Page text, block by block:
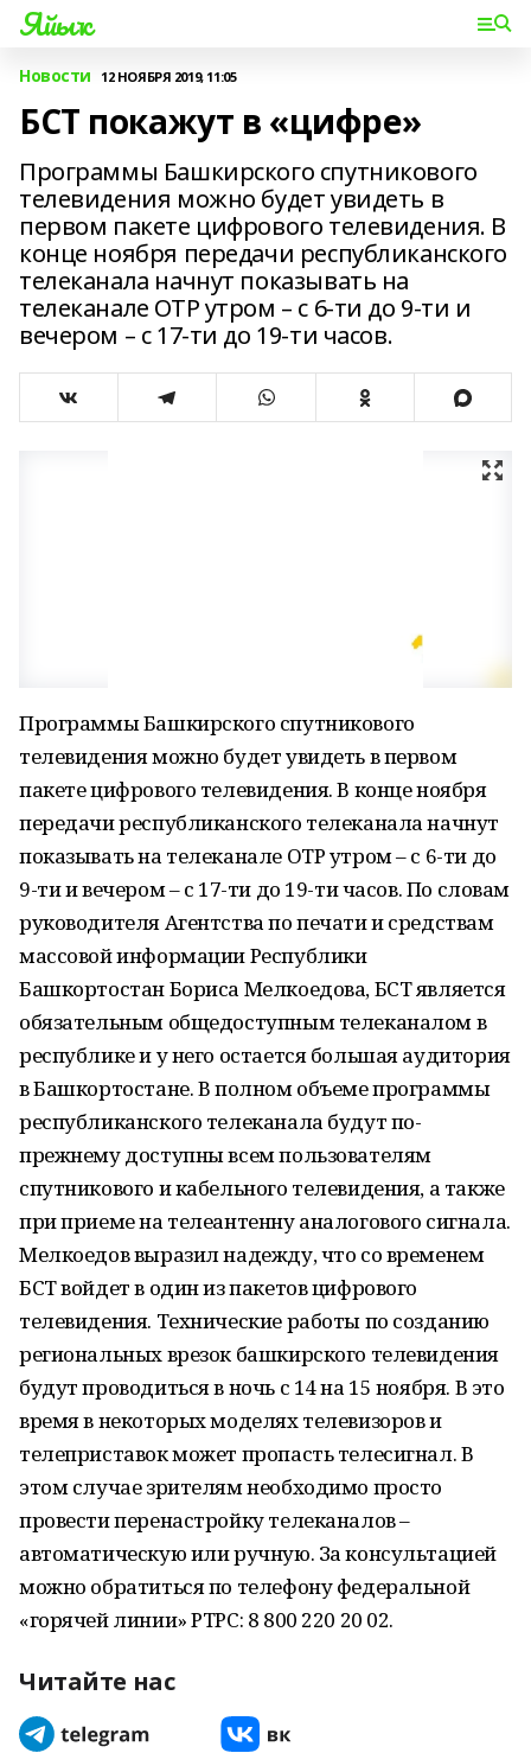
Яйыҡ
Новости 12 НОЯБРЯ 2019, 11:05
БСТ покажут в «цифре»
Программы Башкирского спутникового
телевидения можно будет увидеть в
первом пакете цифрового телевидения. В
конце ноября передачи республиканского
телеканала начнут показывать на
телеканале ОТР утром – с 6-ти до 9-ти и
вечером – с 17-ти до 19-ти часов.
Программы Башкирского спутникового
телевидения можно будет увидеть в первом
пакете цифрового телевидения. В конце ноября
передачи республиканского телеканала начнут
показывать на телеканале ОТР утром – с 6-ти до
9-ти и вечером – с 17-ти до 19-ти часов. По словам
руководителя Агентства по печати и средствам
массовой информации Республики
Башкортостан Бориса Мелкоедова, БСТ является
обязательным общедоступным телеканалом в
республике и у него остается большая аудитория
в Башкортостане. В полном объеме программы
республиканского телеканала будут по-
прежнему доступны всем пользователям
спутникового и кабельного телевидения, а также
при приеме на телеантенну аналогового сигнала.
Мелкоедов выразил надежду, что со временем
БСТ войдет в один из пакетов цифрового
телевидения. Технические работы по созданию
региональных врезок башкирского телевидения
будут проводиться в ночь с 14 на 15 ноября. В это
время в некоторых моделях телевизоров и
телеприставок может пропасть телесигнал. В
этом случае зрителям необходимо просто
провести перенастройку телеканалов –
автоматическую или ручную. За консультацией
можно обратиться по телефону федеральной
«горячей линии» РТРС: 8 800 220 20 02.
Читайте нас